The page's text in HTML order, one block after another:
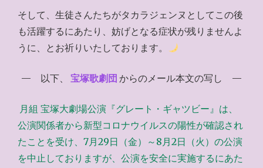
そして、生徒さんたちがタカラジェンヌとしてこの後
も活躍するにあたり、妨げとなる症状が残りませんよ
うに、とお祈りいたしております。
— 以下、 宝塚歌劇団 からのメール本文の写し —
月組 宝塚大劇場公演『グレート・ギャツビー』は、
公演関係者から新型コロナウイルスの陽性が確認され
たことを受け、7月29日（金）～8月2日（火）の公演
を中止しておりますが、公演を安全に実施するにあた